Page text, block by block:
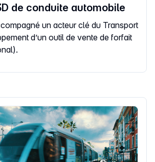
de conduite automobile
un acteur clé du Transport
d’un outil de vente de forfait